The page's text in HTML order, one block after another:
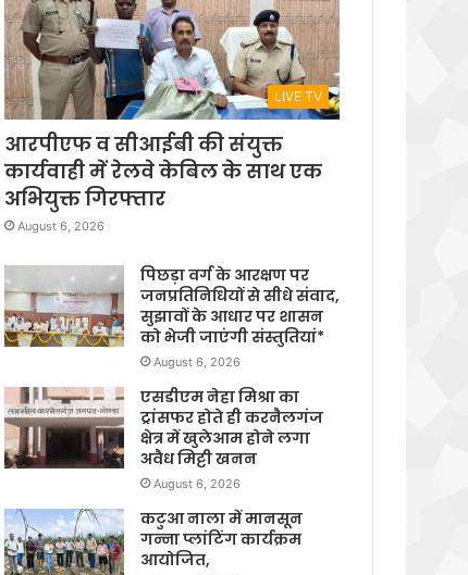
LIVE TV
आरपीएफ व सीआईबी की संयुक्त
कार्यवाही में रेलवे केबिल के साथ एक
अभियुक्त गिरफ्तार
August 6, 2026
पिछड़ा वर्ग के आरक्षण पर
जनप्रतिनिधियों से सीधे संवाद,
सुझावों के आधार पर शासन
को भेजी जाएंगी संस्तुतियां*
August 6, 2026
एसडीएम नेहा मिश्रा का
ट्रांसफर होते ही करनैलगंज
क्षेत्र में खुलेआम होने लगा
अवैध मिट्टी खनन
August 6, 2026
कटुआ नाला में मानसून
गन्ना प्लांटिंग कार्यक्रम
आयोजित,